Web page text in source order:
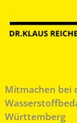
Inhalt
springen
Mitmachen bei
Württemberg